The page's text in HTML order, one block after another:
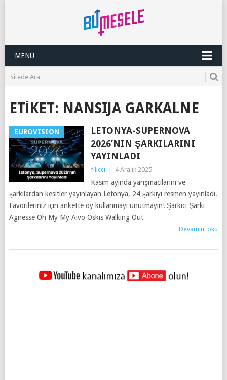
MENÜ
ETIKET: NANSIJA GARKALNE
EUROVISION
LETONYA-SUPERNOVA
2026’NIN ŞARKILARINI
YAYINLADI
filicci 4 Aralık 2025
Kasım ayında yarışmacılarını ve
şarkılardan kesitler yayınlayan Letonya, 24 şarkıyı resmen yayınladı.
Favorileriniz için ankette oy kullanmayı unutmayın! Şarkıcı Şarkı
Agnesse Oh My My Aivo Oskis Walking Out
Devamını oku
YAZILAR